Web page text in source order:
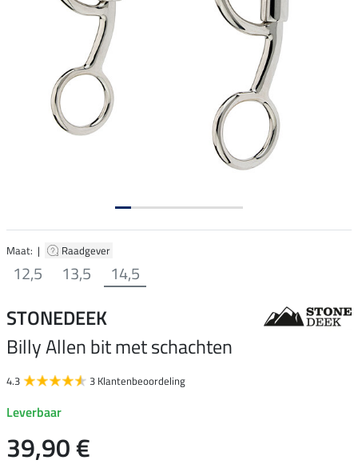
Maat: | Raadgever
12,5 13,5 14,5
STONEDEEK
Billy Allen bit met schachten
4.3 3 Klantenbeoordeling
Leverbaar
39,90 €